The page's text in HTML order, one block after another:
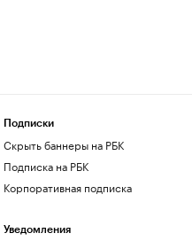
Подписки
Скрыть баннеры на РБК
Подписка на РБК
Корпоративная подписка
Уведомления